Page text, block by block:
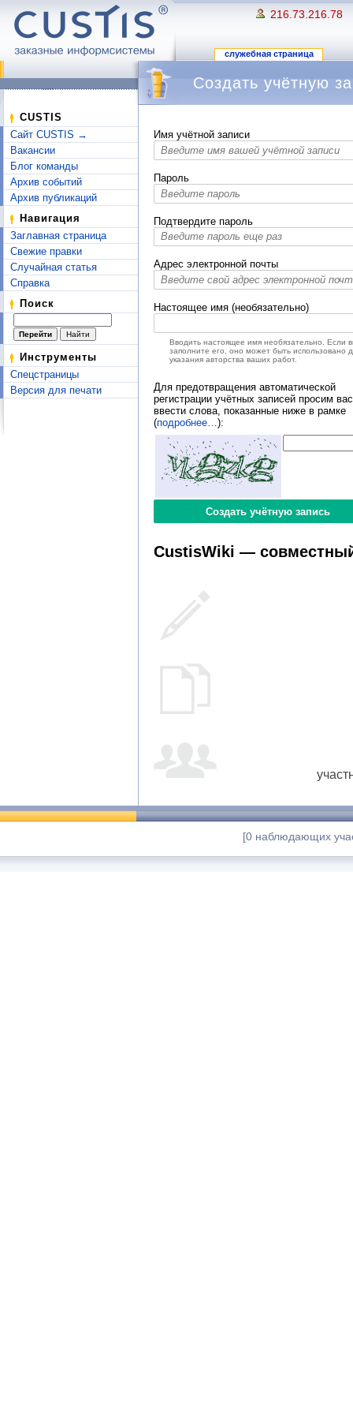
216.73.216.78
служебная страница
CUSTIS
Сайт CUSTIS →
Вакансии
Блог команды
Архив событий
Архив публикаций
Навигация
Заглавная страница
Свежие правки
Случайная статья
Справка
Поиск
Инструменты
Спецстраницы
Версия для печати
Создать учётную
Имя учётной записи
Пароль
Подтвердите пароль
Адрес электронной почты
Настоящее имя (необязательно)
Вводить настоящее имя необязательно. Если
заполните его, оно может быть использовано
указания авторства ваших работ.
Для предотвращения автоматической
регистрации учётных записей просим вас
ввести слова, показанные ниже в рамке
(подробнее… ):
CustisWiki —
[0 наблюдающих